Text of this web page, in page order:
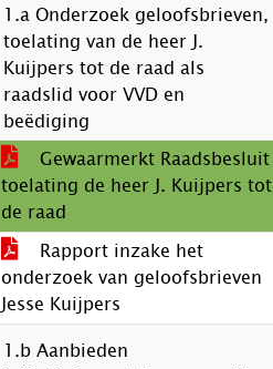
1.a Onderzoek geloofsbrieven,
toelating van de heer J.
Kuijpers tot de raad als
raadslid voor VVD en
beëdiging
Gewaarmerkt Raadsbesluit
toelating de heer J. Kuijpers tot
de raad
Rapport inzake het
onderzoek van geloofsbrieven
Jesse Kuijpers
1.b Aanbieden